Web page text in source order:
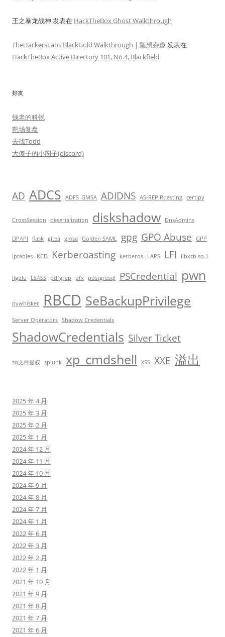
王之暴龙战神 发表在 HackTheBox Ghost Walkthrough
TheHackersLabs BlackGold Walkthrough | 随想杂趣 发表在
HackTheBox Active Directory 101, No.4, Blackfield
好友
钱老的科锐
靶场复盘
去找Todd
大傻子的小圈子(discord)
AD ADCS ADFS_GMSA ADIDNS AS-REP Roasting certipy
CrossSession deserialization diskshadow DnsAdmins
DPAPI flask gitea gmsa Golden SAML gpg GPO Abuse GPP
iptables KCD Kerberoasting kerberos LAPS LFI libxcb.so.1
ligolo LSASS pdfgrep pfx postgresql PSCredential pwn
pywhisker RBCD SeBackupPrivilege
Server Operators Shadow Credentials
ShadowCredentials Silver Ticket
so文件提权 splunk xp_cmdshell XSS XXE 溢出
2025 年 4 月
2025 年 3 月
2025 年 2 月
2025 年 1 月
2024 年 12 月
2024 年 11 月
2024 年 10 月
2024 年 9 月
2024 年 8 月
2024 年 7 月
2024 年 1 月
2022 年 6 月
2022 年 3 月
2022 年 2 月
2022 年 1 月
2021 年 10 月
2021 年 9 月
2021 年 8 月
2021 年 7 月
2021 年 6 月